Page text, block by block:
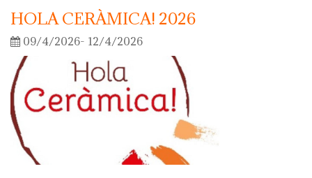
HOLA CERÀMICA! 2026
09/4/2026- 12/4/2026